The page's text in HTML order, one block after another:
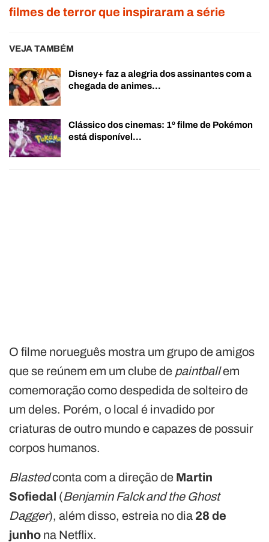
filmes de terror que inspiraram a série
VEJA TAMBÉM
Disney+ faz a alegria dos assinantes com a
chegada de animes…
Clássico dos cinemas: 1º filme de Pokémon
está disponível…
O filme norueguês mostra um grupo de amigos
que se reúnem em um clube de paintballem
comemoração como despedida de solteiro de
um deles. Porém, o local é invadido por
criaturas de outro mundo e capazes de possuir
corpos humanos.
Blastedconta com a direção de Martin
Sofiedal (Benjamin Falck and the Ghost
Dagger), além disso, estreia no dia 28 de
junho na Netflix.